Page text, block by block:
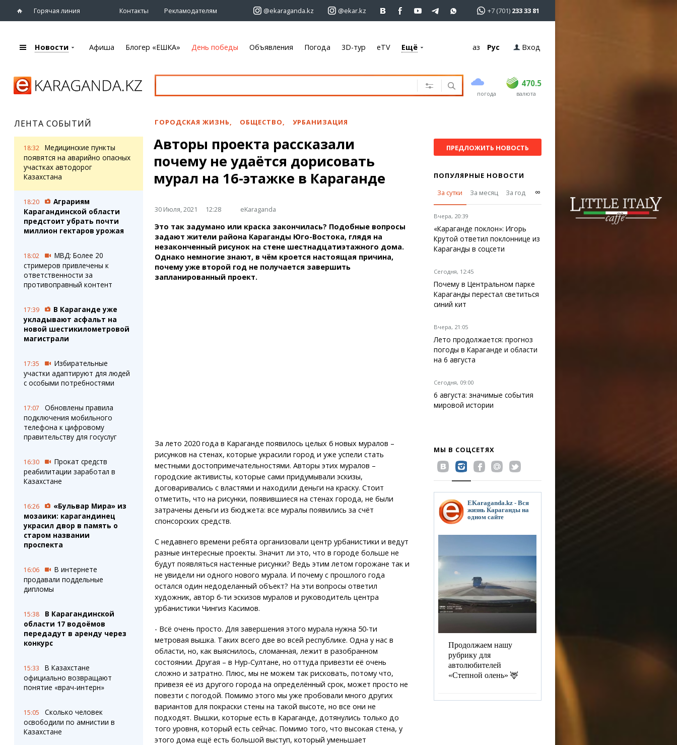
Горячая линия Контакты Рекламодателям @ekaraganda.kz @ekar.kz +7 (701) 233 33 81
Караганды
eTV
Рассылка новостей
Персоны
Интервью
Афиша
Театры
Спорт
Выставки
Цирк и зоопарк
Объявления
Автомобили
Услуги
Электроника
Мебель
Блогер «ЕШКА»
Лента блогера
Штрихи
Коллаж недели
Ешкин гороскоп
Пробки
Карта Караганды
Организации
Мой участковый
Перекрытие дорог
Караганда
Темиртау
Балхаш
Жезказган
Фото
Видео
3D-тур
Новости Афиша Блогер «ЕШКА» День победы Объявления Погода 3D-тур eTV Ещё Қаз Рус Вход
погода
470.5
USD 469 470.5
EUR валюта
ЛЕНТА СОБЫТИЙ
18:32
Медицинские пункты
появятся на аварийно опасных
участках автодорог
Казахстана
18:20
Аграриям
Карагандинской области
предстоит убрать почти
миллион гектаров урожая
18:02
МВД: Более 20
стримеров привлечены к
ответственности за
противоправный контент
17:39
В Караганде уже
укладывают асфальт на
новой шестикилометровой
магистрали
17:35
Избирательные
участки адаптируют для людей
с особыми потребностями
17:07
Обновлены правила
подключения мобильного
телефона к цифровому
правительству для госуслуг
16:30
Прокат средств
реабилитации заработал в
Казахстане
16:26
«Бульвар Мира» из
мозаики: карагандинец
украсил двор в память о
старом названии
проспекта
16:06
В интернете
продавали поддельные
дипломы
15:38
В Карагандинской
области 17 водоёмов
передадут в аренду через
конкурс
15:33
В Казахстане
официально возвращают
понятие «врач-интерн»
15:05
Сколько человек
освободили по амнистии в
Казахстане
ГОРОДСКАЯ ЖИЗНЬ, ОБЩЕСТВО, УРБАНИЗАЦИЯ
Авторы проекта рассказали
почему не удаётся дорисовать
мурал на 16-этажке в Караганде
30 Июля, 2021 12:28 eKaraganda
Это так задумано или краска закончилась? Подобные вопросы
задают жители района Караганды Юго-Востока, глядя на
незаконченный рисунок на стене шестнадцатиэтажного дома.
Однако немногие знают, в чём кроется настоящая причина,
почему уже второй год не получается завершить
запланированный проект.
За лето 2020 года в Караганде появилось целых 6 новых муралов –
рисунков на стенах, которые украсили город и уже успели стать
местными достопримечательностями. Авторы этих муралов –
городские активисты, которые сами придумывали эскизы,
договаривались с властями и находили деньги на краску. Стоит
отметить, что на рисунки, появившиеся на стенах города, не были
затрачены деньги из бюджета: все муралы появились за счёт
спонсорских средств.
С недавнего времени ребята организовали центр урбанистики и ведут
разные интересные проекты. Значит ли это, что в городе больше не
будут появляться настенные рисунки? Ведь этим летом горожане так и
не увидели ни одного нового мурала. И почему с прошлого года
остался один недоделанный объект? На эти вопросы ответил
художник, автор 6-ти эскизов муралов и руководитель центра
урбанистики Чингиз Касимов.
- Всё очень просто. Для завершения этого мурала нужна 50-ти
метровая вышка. Таких всего две во всей республике. Одна у нас в
области, но, как выяснилось, сломанная, лежит в разобранном
состоянии. Другая – в Нур-Султане, но оттуда привезти её очень
сложно и затратно. Плюс, мы не можем так рисковать, потому что,
привезя её из другого города на определённый срок, может просто не
повезти с погодой. Помимо этого мы уже пробовали много других
вариантов для покраски стены на такой высоте, но все они не
подходят. Вышки, которые есть в Караганде, дотянулись только до
того уровня, который есть сейчас. Помимо того, что высокая стена, у
этого дома ещё есть большой выступ, который уменьшает
ПРЕДЛОЖИТЬ НОВОСТЬ
ПОПУЛЯРНЫЕ НОВОСТИ
За сутки
За месяц За год ∞
Вчера, 20:39
«Караганде поклон»: Игорь
Крутой ответил поклоннице из
Караганды в соцсети
Сегодня, 12:45
Почему в Центральном парке
Караганды перестал светиться
синий кит
Вчера, 21:05
Лето продолжается: прогноз
погоды в Караганде и области
на 6 августа
Сегодня, 09:00
6 августа: значимые события
мировой истории
МЫ В СОЦСЕТЯХ
EKaraganda.kz - Вся
жизнь Караганды на
одном сайте